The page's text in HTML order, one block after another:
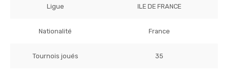
Ligue ILE DE FRANCE
Nationalité France
Tournois joués 35